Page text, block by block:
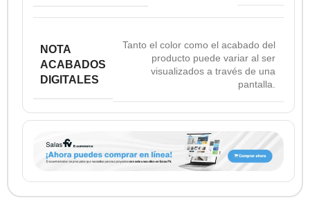
NOTA
ACABADOS
DIGITALES
Tanto el color como el acabado del
producto puede variar al ser
visualizados a través de una
pantalla.